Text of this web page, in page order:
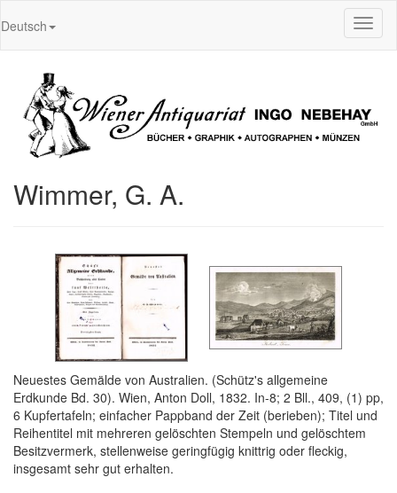
Deutsch
Wimmer, G. A.
Neuestes Gemälde von Australien. (Schütz's allgemeine
Erdkunde Bd. 30). Wien, Anton Doll, 1832. In-8; 2 Bll., 409, (1) pp,
6 Kupfertafeln; einfacher Pappband der Zeit (berieben); Titel und
Reihentitel mit mehreren gelöschten Stempeln und gelöschtem
Besitzvermerk, stellenweise geringfügig knittrig oder fleckig,
insgesamt sehr gut erhalten.